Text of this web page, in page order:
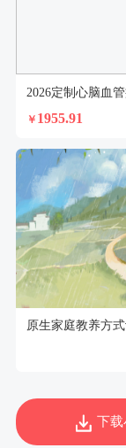
2026定制心脑血
￥ 1955.91
原生家庭教养方
下载